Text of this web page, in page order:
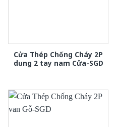
Cửa Thép Chống Cháy 2P
dung 2 tay nam Cửa-SGD